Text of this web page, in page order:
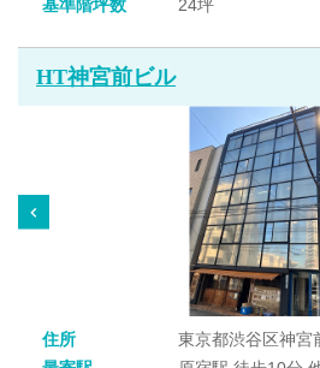
基準階坪数
24坪
HT神宮前ビル
住所
東京都渋谷区神宮